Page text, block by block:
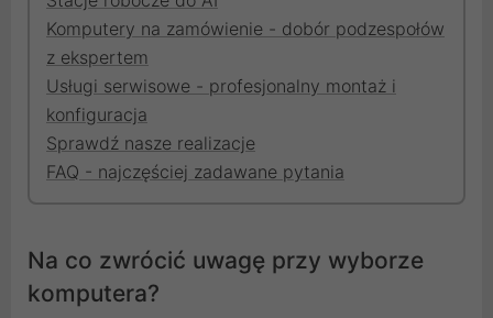
Komputery na zamówienie - dobór podzespołów
z ekspertem
Usługi serwisowe - profesjonalny montaż i
konfiguracja
Sprawdź nasze realizacje
FAQ - najczęściej zadawane pytania
Na co zwrócić uwagę przy wyborze
komputera?